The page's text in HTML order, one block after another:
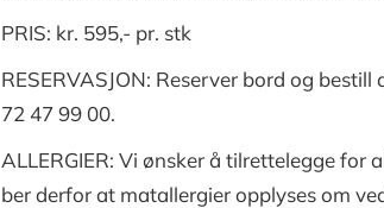
PRIS: kr. 595,- pr. stk
RESERVASJON: Reserver bord og
72 47 99 00.
ALLERGIER: Vi ønsker å tilrettelegge for
ber derfor at matallergier opplyses om